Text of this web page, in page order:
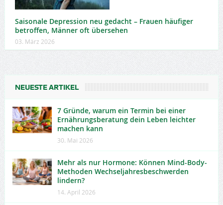
Saisonale Depression neu gedacht – Frauen häufiger
betroffen, Männer oft übersehen
03. März 2026
NEUESTE ARTIKEL
7 Gründe, warum ein Termin bei einer
Ernährungsberatung dein Leben leichter
machen kann
30. Mai 2026
Mehr als nur Hormone: Können Mind-Body-
Methoden Wechseljahresbeschwerden
lindern?
14. April 2026